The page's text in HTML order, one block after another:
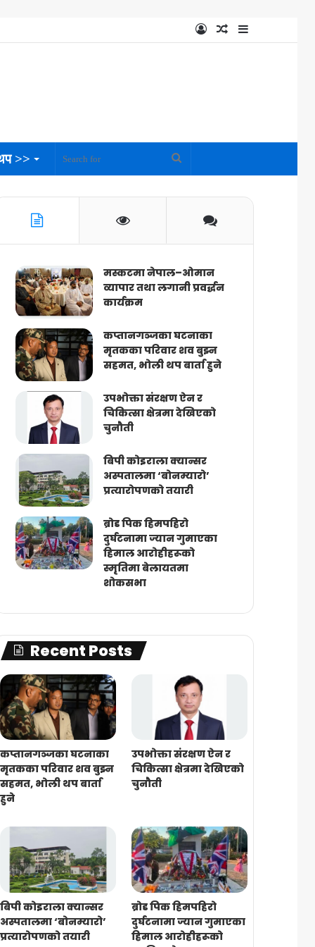
Sidebar
Random
Log
>>
मस्कटमा नेपाल–ओमान
व्यापार तथा लगानी प्रवर्द्धन
कार्यक्रम
कप्तानगञ्जका घटनाका
मृतकका परिवार शव बुझ्न
सहमत, भोली थप बार्ता हुने
उपभोक्ता संरक्षण ऐन र
चिकित्सा क्षेत्रमा देखिएको
चुनौती
बिपी कोइराला क्यान्सर
अस्पतालमा ‘बोनम्यारो’
प्रत्यारोपणको तयारी
ब्रोड पिक हिमपहिरो
दुर्घटनामा ज्यान गुमाएका
हिमाल आरोहीहरूको
स्मृतिमा बेलायतमा
शोकसभा
Recent Posts
कप्तानगञ्जका घटनाका
मृतकका परिवार शव बुझ्न
सहमत, भोली थप बार्ता
हुने
उपभोक्ता संरक्षण ऐन र
चिकित्सा क्षेत्रमा देखिएको
चुनौती
बिपी कोइराला क्यान्सर
अस्पतालमा ‘बोनम्यारो’
प्रत्यारोपणको तयारी
ब्रोड पिक हिमपहिरो
दुर्घटनामा ज्यान गुमाएका
हिमाल आरोहीहरूको